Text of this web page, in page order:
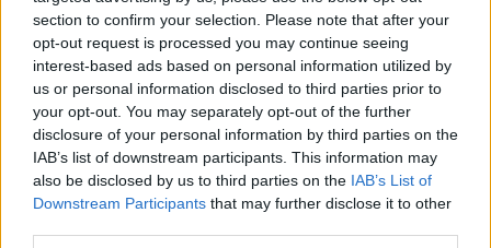
section to confirm your selection. Please note that after your
opt-out request is processed you may continue seeing
interest-based ads based on personal information utilized by
us or personal information disclosed to third parties prior to
your opt-out. You may separately opt-out of the further
disclosure of your personal information by third parties on the
IAB’s list of downstream participants. This information may
also be disclosed by us to third parties on the IAB’s List of
Downstream Participants that may further disclose it to other
θα διεξαχθεί την Καθαρά Δευτέρα, 15.03.2021,
ως εξής:
– Η ηλεκτρονική κλήρωση για τα Play Οff θα
πραγματοποιηθεί στις 18:30
– Η ηλεκτρονική κλήρωση για τα Play Οut θα
πραγματοποιηθεί στις 19:15